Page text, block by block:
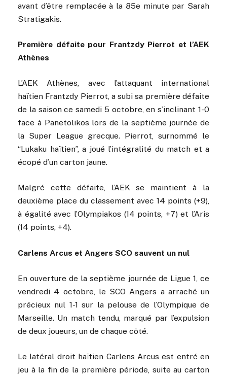
avant d’être remplacée à la 85e minute par Sarah
Stratigakis.
Première défaite pour Frantzdy Pierrot et l’AEK
Athènes
L’AEK Athènes, avec l’attaquant international
haïtien Frantzdy Pierrot, a subi sa première défaite
de la saison ce samedi 5 octobre, en s’inclinant 1-0
face à Panetolikos lors de la septième journée de
la Super League grecque. Pierrot, surnommé le
“Lukaku haïtien”, a joué l’intégralité du match et a
écopé d’un carton jaune.
Malgré cette défaite, l’AEK se maintient à la
deuxième place du classement avec 14 points (+9),
à égalité avec l’Olympiakos (14 points, +7) et l’Aris
(14 points, +4).
Carlens Arcus et Angers SCO sauvent un nul
En ouverture de la septième journée de Ligue 1, ce
vendredi 4 octobre, le SCO Angers a arraché un
précieux nul 1-1 sur la pelouse de l’Olympique de
Marseille. Un match tendu, marqué par l’expulsion
de deux joueurs, un de chaque côté.
Le latéral droit haïtien Carlens Arcus est entré en
jeu à la fin de la première période, suite au carton